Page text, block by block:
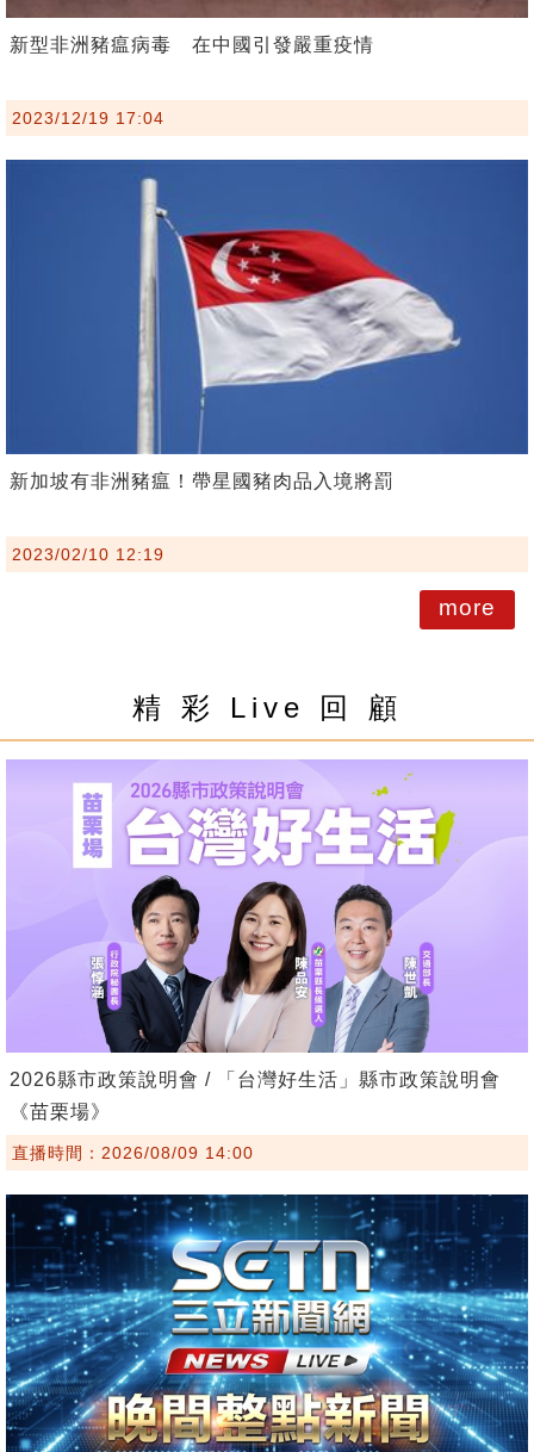
新型非洲豬瘟病毒 在中國引發嚴重疫情
2023/12/19 17:04
新加坡有非洲豬瘟！帶星國豬肉品入境將罰
2023/02/10 12:19
more
精 彩 Live 回 顧
2026縣市政策說明會 / 「台灣好生活」縣市政策說明會
《苗栗場》
直播時間：2026/08/09 14:00